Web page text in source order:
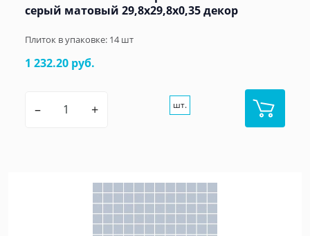
серый матовый 29,8x29,8x0,35 декор
Плиток в упаковке: 14шт
1 232.20 руб.
– + шт.